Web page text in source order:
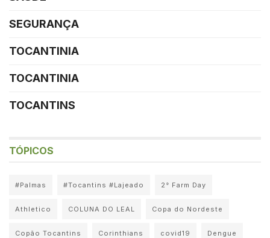
SEGURANÇA
TOCANTINIA
TOCANTINIA
TOCANTINS
TÓPICOS
#Palmas #Tocantins #Lajeado 2° Farm Day
Athletico COLUNA DO LEAL Copa do Nordeste
Copão Tocantins Corinthians covid19 Dengue